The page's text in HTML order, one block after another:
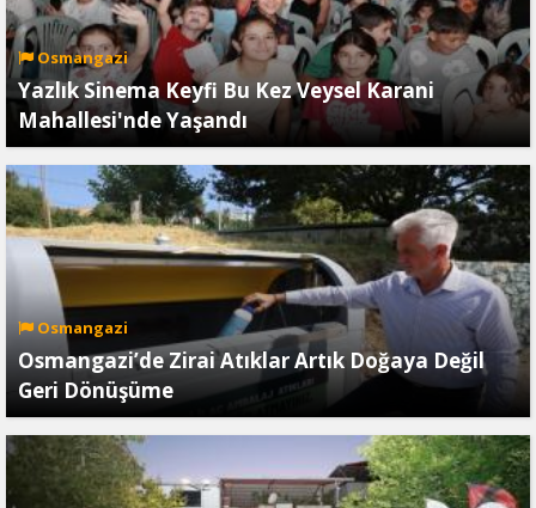
Osmangazi
Yazlık Sinema Keyfi Bu Kez Veysel Karani
Mahallesi'nde Yaşandı
Osmangazi
Osmangazi’de Zirai Atıklar Artık Doğaya Değil
Geri Dönüşüme